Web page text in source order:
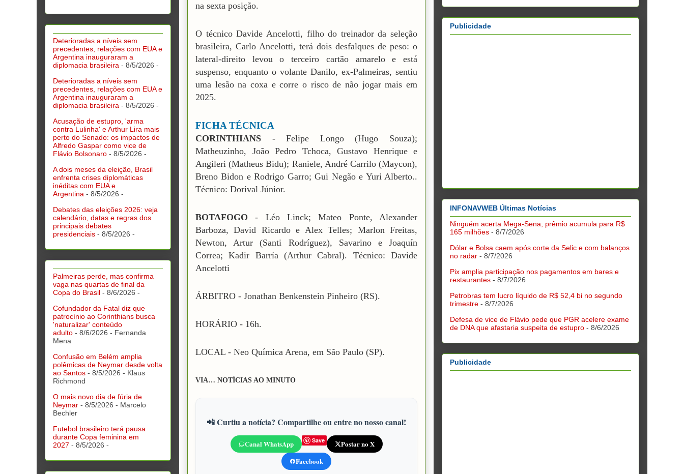
na sexta posição.
O técnico Davide Ancelotti, filho do treinador da seleção
brasileira, Carlo Ancelotti, terá dois desfalques de peso: o
lateral-direito levou o terceiro cartão amarelo e está
suspenso, enquanto o volante Danilo, ex-Palmeiras, sentiu
uma lesão na coxa e corre o risco de não jogar mais em
2025.
FICHA TÉCNICA
CORINTHIANS - Felipe Longo (Hugo Souza);
Matheuzinho, João Pedro Tchoca, Gustavo Henrique e
Angileri (Matheus Bidu); Raniele, André Carrilo (Maycon),
Breno Bidon e Rodrigo Garro; Gui Negão e Yuri Alberto..
Técnico: Dorival Júnior.
BOTAFOGO- Léo Linck; Mateo Ponte, Alexander
Barboza, David Ricardo e Alex Telles; Marlon Freitas,
Newton, Artur (Santi Rodríguez), Savarino e Joaquín
Correa; Kadir Barría (Arthur Cabral). Técnico: Davide
Ancelotti
ÁRBITRO - Jonathan Benkenstein Pinheiro (RS).
HORÁRIO - 16h.
LOCAL - Neo Química Arena, em São Paulo (SP).
VIA… NOTÍCIAS AO MINUTO
📲 Curtiu a notícia? Compartilhe ou entre no nosso canal!
Canal WhatsApp Save
Postar no X
Facebook
Deterioradas a níveis sem
precedentes, relações com EUA e
Argentina inauguraram a
diplomacia brasileira - 8/5/2026 -
Deterioradas a níveis sem
precedentes, relações com EUA e
Argentina inauguraram a
diplomacia brasileira - 8/5/2026 -
Acusação de estupro, 'arma
contra Lulinha' e Arthur Lira mais
perto do Senado: os impactos de
Alfredo Gaspar como vice de
Flávio Bolsonaro - 8/5/2026 -
A dois meses da eleição, Brasil
enfrenta crises diplomáticas
inéditas com EUA e
Argentina - 8/5/2026 -
Debates das eleições 2026: veja
calendário, datas e regras dos
principais debates
presidenciais - 8/5/2026 -
Palmeiras perde, mas confirma
vaga nas quartas de final da
Copa do Brasil - 8/6/2026 -
Cofundador da Fatal diz que
patrocínio ao Corinthians busca
'naturalizar' conteúdo
adulto - 8/6/2026 - Fernanda
Mena
Confusão em Belém amplia
polêmicas de Neymar desde volta
ao Santos - 8/5/2026 - Klaus
Richmond
O mais novo dia de fúria de
Neymar - 8/5/2026 - Marcelo
Bechler
Futebol brasileiro terá pausa
durante Copa feminina em
2027 - 8/5/2026 -
Publicidade
INFONAVWEB Últimas Notícias
Ninguém acerta Mega-Sena; prêmio acumula para R$
165 milhões - 8/7/2026
Dólar e Bolsa caem após corte da Selic e com balanços
no radar - 8/7/2026
Pix amplia participação nos pagamentos em bares e
restaurantes - 8/7/2026
Petrobras tem lucro líquido de R$ 52,4 bi no segundo
trimestre - 8/7/2026
Defesa de vice de Flávio pede que PGR acelere exame
de DNA que afastaria suspeita de estupro - 8/6/2026
Publicidade